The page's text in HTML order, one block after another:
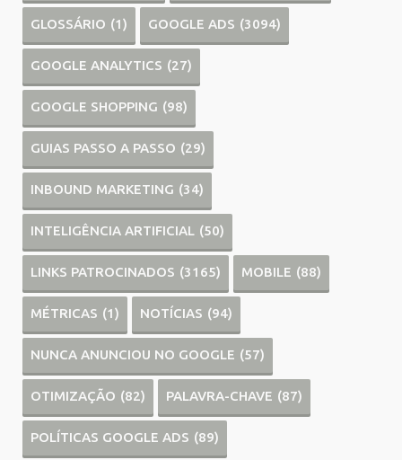
GLOSSÁRIO (1) GOOGLE ADS (3094)
GOOGLE ANALYTICS (27)
GOOGLE SHOPPING (98)
GUIAS PASSO A PASSO (29)
INBOUND MARKETING (34)
INTELIGÊNCIA ARTIFICIAL (50)
LINKS PATROCINADOS (3165) MOBILE (88)
MÉTRICAS (1) NOTÍCIAS (94)
NUNCA ANUNCIOU NO GOOGLE (57)
OTIMIZAÇÃO (82) PALAVRA-CHAVE (87)
POLÍTICAS GOOGLE ADS (89)